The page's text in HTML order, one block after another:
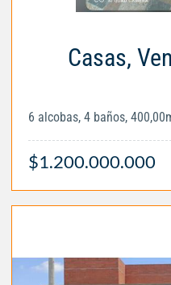
Casas,
6 alcobas, 4 baños,
$1.200.000.000